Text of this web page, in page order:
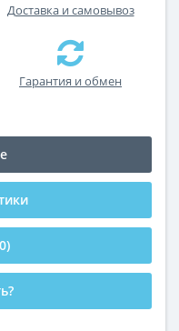
Доставка и самовывоз
Гарантия и обмен